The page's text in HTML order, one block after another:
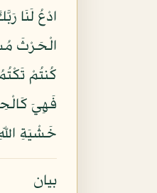
فَهِيَ
خَشْيَةِ
بيان